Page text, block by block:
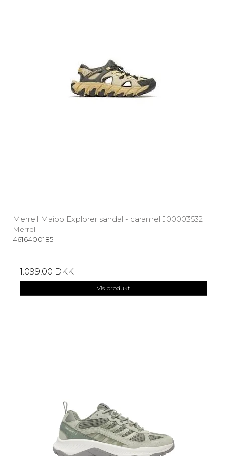
Merrell Maipo Explorer sandal - caramel J00003532
Merrell
4616400185
1.099,00 DKK
Vis produkt